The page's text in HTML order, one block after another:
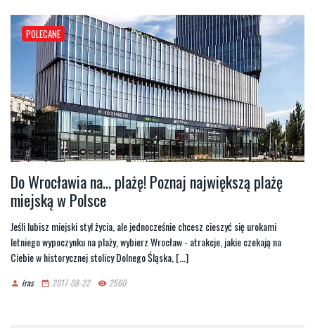
POLECANE
Do Wrocławia na... plażę! Poznaj największą plażę
miejską w Polsce
Jeśli lubisz miejski styl życia, ale jednocześnie chcesz cieszyć się urokami
letniego wypoczynku na plaży, wybierz Wrocław - atrakcje, jakie czekają na
Ciebie w historycznej stolicy Dolnego Śląska, [...]
person iras date_range 2017-08-22 remove_red_eye 2560